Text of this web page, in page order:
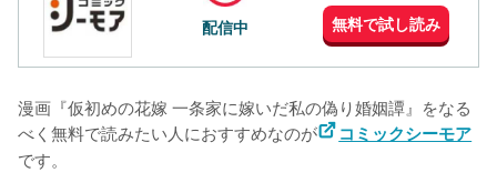
配信中
無料で試し読み
漫画『仮初めの花嫁 一条家に嫁いだ私の偽り婚姻譚』をなる
べく無料で読みたい人におすすめなのが
コミックシーモア
です。